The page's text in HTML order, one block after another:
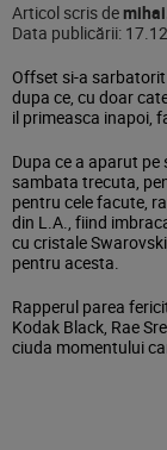
Articol scris de
Data publicării:
Offset si-a
dupa ce, cu doar
il primeasca inapoi,
Dupa ce a aparut
sambata trecuta,
pentru cele facute,
din L.A., fiind
cu cristale
pentru acesta.
Rapperul parea
Kodak Black, Rae
ciuda momentului